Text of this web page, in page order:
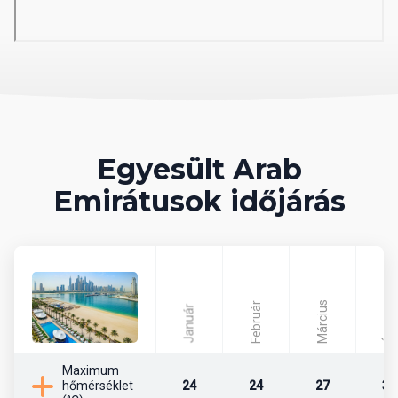
05 Tengerpart
06 Sport és szórakozás ingyenesen
Egyesült Arab
Emirátusok időjárás
Január Február Március
Maximum
hőmérséklet
24 24 27 30